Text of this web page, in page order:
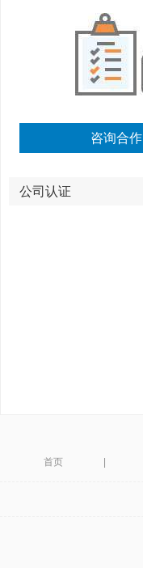
咨询合作
公司认证
首页